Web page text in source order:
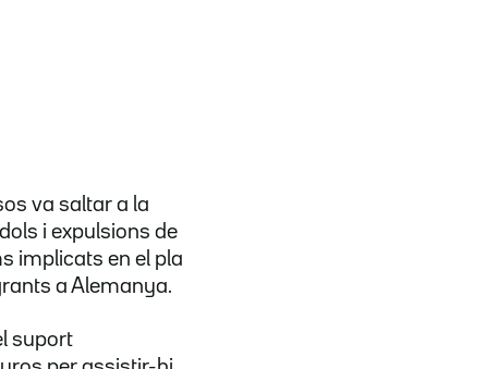
va saltar a la
i expulsions de
implicats en el pla
a Alemanya.
suport